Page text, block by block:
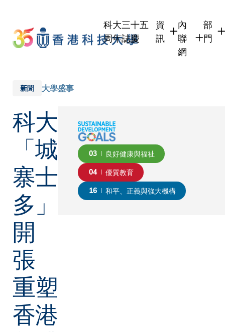
main
content
科大三十五
周年誌慶
資
訊
內
聯
網
部
門
新聞 大學盛事
科大
「城
寨士
多」
開
張
重塑
香港
03 良好健康與福祉
04 優質教育
16 和平、正義與強大機構